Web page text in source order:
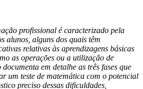
profissional é caracterizado pela
alunos, alguns dos quais têm
relativas às aprendizagens básicas
as operações ou a utilização de
em detalhe as três fases que
um teste de matemática com o potencial
preciso dessas dificuldades,